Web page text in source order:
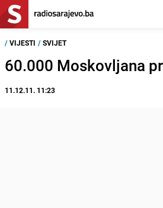
/ VIJESTI / SVIJET
60.000 Moskovljana
11.12.11. 11:23